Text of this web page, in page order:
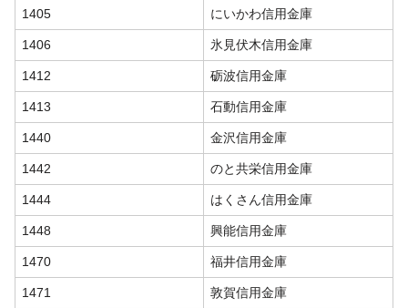
1405 にいかわ信用金庫
1406 氷見伏木信用金庫
1412 砺波信用金庫
1413 石動信用金庫
1440 金沢信用金庫
1442 のと共栄信用金庫
1444 はくさん信用金庫
1448 興能信用金庫
1470 福井信用金庫
1471 敦賀信用金庫